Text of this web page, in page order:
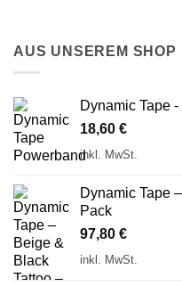
AUS UNSEREM SHOP
Dynamic Tape
18,60 €
inkl. MwSt.
Dynamic Tape
Pack
97,80 €
inkl. MwSt.